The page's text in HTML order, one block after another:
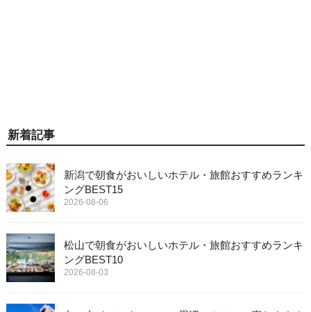
新着記事
新潟で朝食がおいしいホテル・旅館おすすめランキ
ングBEST15
2026-08-06
松山で朝食がおいしいホテル・旅館おすすめランキ
ングBEST10
2026-08-03